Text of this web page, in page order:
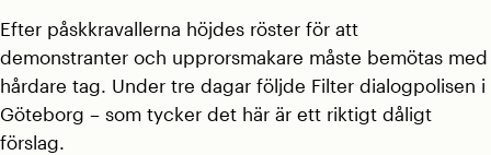
Efter påskkravallerna höjdes röster för att
demonstranter och upprorsmakare måste bemötas med
hårdare tag. Under tre dagar följde Filter dialogpolisen i
Göteborg – som tycker det här är ett riktigt dåligt
förslag.